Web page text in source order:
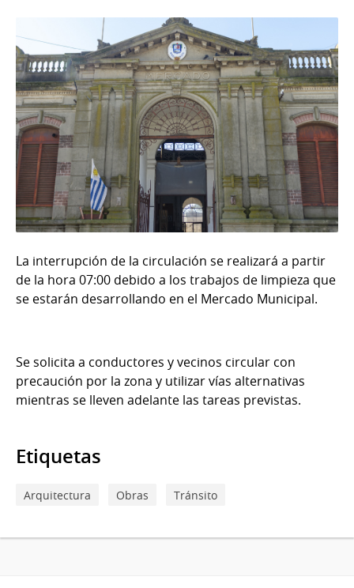
La interrupción de la circulación se realizará a partir
de la hora 07:00 debido a los trabajos de limpieza que
se estarán desarrollando en el Mercado Municipal.
Se solicita a conductores y vecinos circular con
precaución por la zona y utilizar vías alternativas
mientras se lleven adelante las tareas previstas.
Etiquetas
Arquitectura Obras Tránsito